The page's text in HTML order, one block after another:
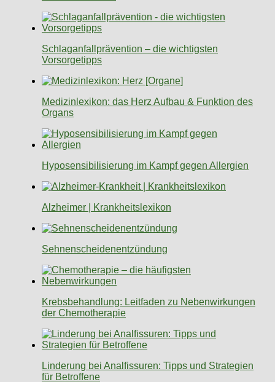
Schlaganfallprävention – die wichtigsten
Vorsorgetipps
Medizinlexikon: das Herz Aufbau & Funktion des
Organs
Hyposensibilisierung im Kampf gegen Allergien
Alzheimer | Krankheitslexikon
Sehnenscheidenentzündung
Krebsbehandlung: Leitfaden zu Nebenwirkungen
der Chemotherapie
Linderung bei Analfissuren: Tipps und Strategien
für Betroffene